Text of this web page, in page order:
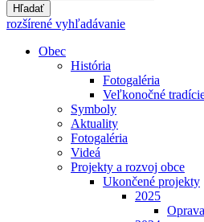
Hľadať
rozšírené vyhľadávanie
Obec
História
Fotogaléria
Veľkonočné
Symboly
Aktuality
Fotogaléria
Videá
Projekty a rozvoj obce
Ukončené projekty
2025